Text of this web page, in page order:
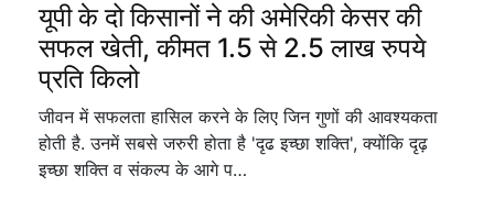
यूपी के दो किसानों ने की अमेरिकी केसर की
सफल खेती, कीमत 1.5 से 2.5 लाख रुपये
प्रति किलो
जीवन में सफलता हासिल करने के लिए जिन गुणों की आवश्यकता
होती है. उनमें सबसे जरुरी होता है 'दृढ इच्छा शक्ति', क्योंकि दृढ़
इच्छा शक्ति व संकल्प के आगे प…